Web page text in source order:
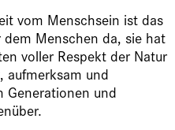
vom Menschsein ist das
Menschen da, sie hat
voller Respekt der Natur
aufmerksam und
Generationen und